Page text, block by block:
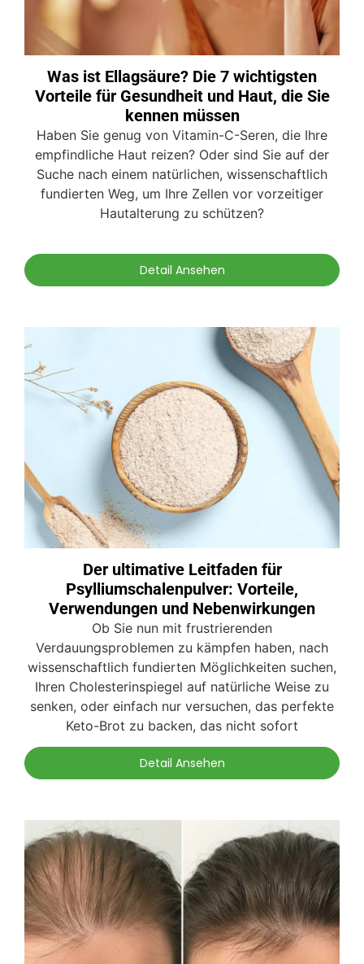
Was ist Ellagsäure? Die 7 wichtigsten
Vorteile für Gesundheit und Haut, die Sie
kennen müssen
Haben Sie genug von Vitamin-C-Seren, die Ihre
empfindliche Haut reizen? Oder sind Sie auf der
Suche nach einem natürlichen, wissenschaftlich
fundierten Weg, um Ihre Zellen vor vorzeitiger
Hautalterung zu schützen?
Detail Ansehen
Der ultimative Leitfaden für
Psylliumschalenpulver: Vorteile,
Verwendungen und Nebenwirkungen
Ob Sie nun mit frustrierenden
Verdauungsproblemen zu kämpfen haben, nach
wissenschaftlich fundierten Möglichkeiten suchen,
Ihren Cholesterinspiegel auf natürliche Weise zu
senken, oder einfach nur versuchen, das perfekte
Keto-Brot zu backen, das nicht sofort
Detail Ansehen